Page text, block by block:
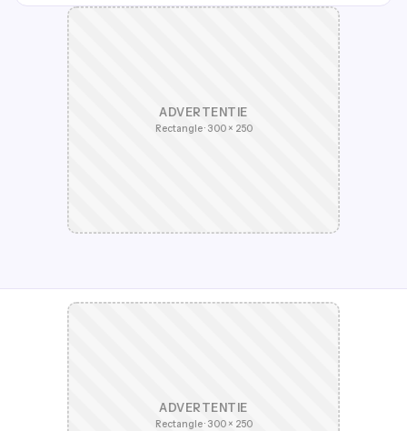
ADVERTENTIE
Rectangle · 300 × 250
ADVERTENTIE
Rectangle · 300 × 250